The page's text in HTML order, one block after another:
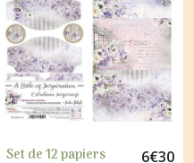
Set de 12 papiers
6€30